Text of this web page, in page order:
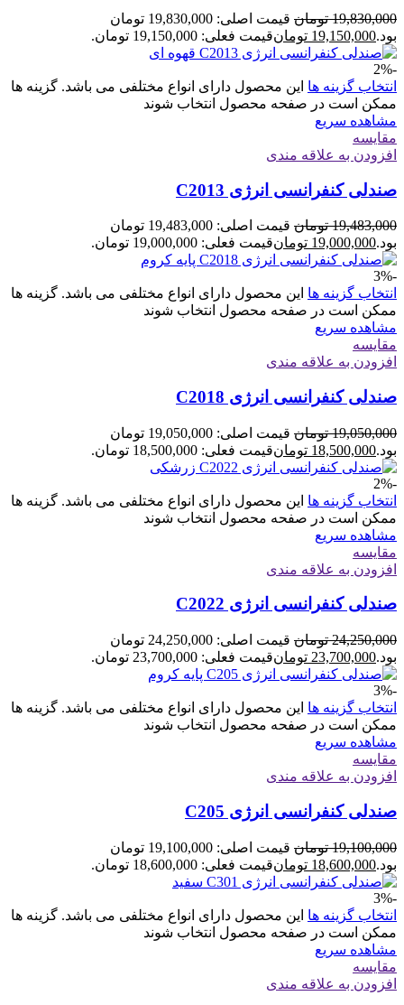
19,830,000 تومان
قیمت اصلی: 19,830,000 تومان
بود.19,150,000 تومانقیمت فعلی: 19,150,000 تومان.
-2%
انتخاب گزینه ها این محصول دارای انواع مختلفی می باشد. گزینه ها
ممکن است در صفحه محصول انتخاب شوند
مشاهده سریع
مقایسه
افزودن به علاقه مندی
صندلی کنفرانسی انرژی C2013
19,483,000 تومان
قیمت اصلی: 19,483,000 تومان
بود.19,000,000 تومانقیمت فعلی: 19,000,000 تومان.
-3%
انتخاب گزینه ها این محصول دارای انواع مختلفی می باشد. گزینه ها
ممکن است در صفحه محصول انتخاب شوند
مشاهده سریع
مقایسه
افزودن به علاقه مندی
صندلی کنفرانسی انرژی C2018
19,050,000 تومان
قیمت اصلی: 19,050,000 تومان
بود.18,500,000 تومانقیمت فعلی: 18,500,000 تومان.
-2%
انتخاب گزینه ها این محصول دارای انواع مختلفی می باشد. گزینه ها
ممکن است در صفحه محصول انتخاب شوند
مشاهده سریع
مقایسه
افزودن به علاقه مندی
صندلی کنفرانسی انرژی C2022
24,250,000 تومان
قیمت اصلی: 24,250,000 تومان
بود.23,700,000 تومانقیمت فعلی: 23,700,000 تومان.
-3%
انتخاب گزینه ها این محصول دارای انواع مختلفی می باشد. گزینه ها
ممکن است در صفحه محصول انتخاب شوند
مشاهده سریع
مقایسه
افزودن به علاقه مندی
صندلی کنفرانسی انرژی C205
19,100,000 تومان
قیمت اصلی: 19,100,000 تومان
بود.18,600,000 تومانقیمت فعلی: 18,600,000 تومان.
-3%
انتخاب گزینه ها این محصول دارای انواع مختلفی می باشد. گزینه ها
ممکن است در صفحه محصول انتخاب شوند
مشاهده سریع
مقایسه
افزودن به علاقه مندی